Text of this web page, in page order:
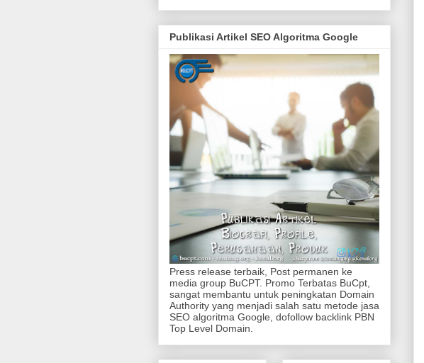
Publikasi Artikel SEO Algoritma Google
Press release terbaik, Post permanen ke
media group BuCPT. Promo Terbatas BuCpt,
sangat membantu untuk peningkatan Domain
Authority yang menjadi salah satu metode jasa
SEO algoritma Google, dofollow backlink PBN
Top Level Domain.